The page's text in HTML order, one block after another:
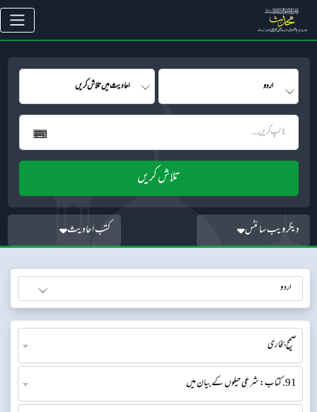
دیگر ویب سائٹس کتب احادیث
صحیح بخاری
91. کتاب: شرعی حیلوں کے بیان میں